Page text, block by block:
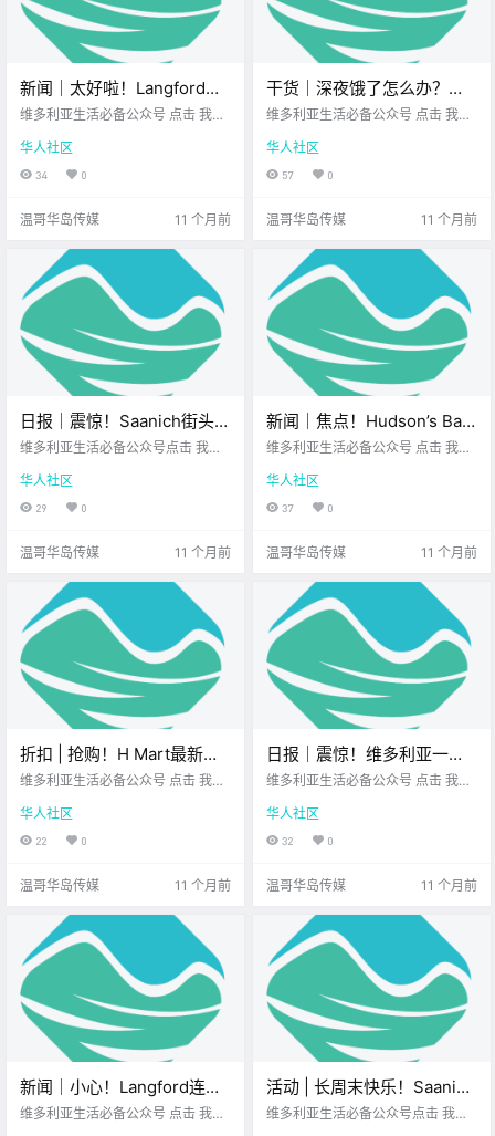
新闻｜太好啦！Langford新
小学亮相，下周迎新生！维
个电动车充电桩！
维多利亚生活必备公众号 点击 我在
想一直在你身边 大家周三好呀~ 工
作周已过半 希望你一切顺利 一起先
华人社区
34 0
温哥华岛传媒 11 个月前
干货｜深夜饿了怎么办？维
多利亚有这些夜宵好去处！
维多利亚生活必备公众号 点击 我在
想一直在你身边 维多利亚的餐厅大
多在 晚上10点、11点就关门 但夜生
华人社区
57 0
温哥华岛传媒 11 个月前
日报｜震惊！Saanich街头有
人深夜鸣枪！大维多利亚学
维多利亚生活必备公众号点击 我在
想一直在你身边北美最大亚洲超市
您值得.
华人社区
29 0
温哥华岛传媒 11 个月前
新闻｜焦点！Hudson’s Bay
租约大战还在继续，刘伟宏
增270个课前课后托管名
额！
维多利亚生活必备公众号 点击 我在
想一直在你身边 大家周四好呀~ 离
周五只差一步 长周末已经在眨眼～
华人社区
37 0
温哥华岛传媒 11 个月前
折扣 | 抢购！H Mart最新优
惠上线！Walmart、Save-
断！
维多利亚生活必备公众号 点击 我在
想一直在你身边 每周折扣时间到！
博主特意为 大家精选了 维多利亚各
大 商超的超值优惠 无论是美食饮品
华人社区
22 0
温哥华岛传媒 11 个月前
日报｜震惊！维多利亚一辆
汽车冲破围栏，坠入超市停
踪女子住宅内发现尸体！
维多利亚生活必备公众号 点击 我在
华人社区
32 0
温哥华岛传媒 11 个月前
新闻｜小心！Langford连发
BB枪袭击案，行人无辜中
维多利亚生活必备公众号 点击 我在
活动 | 长周末快乐！Saanich
Fair、艺穗节、加勒比狂欢
维多利亚生活必备公众号点击 我在